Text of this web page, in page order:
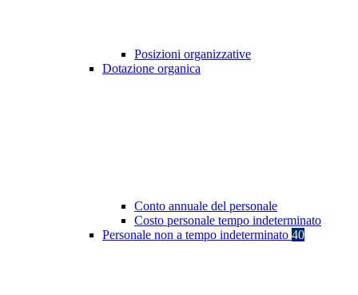
Posizioni organizzative
Dotazione organica
Conto annuale del personale
Costo personale tempo indeterminato
Personale non a tempo indeterminato 40